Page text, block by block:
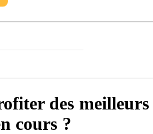
des meilleurs
cours ?